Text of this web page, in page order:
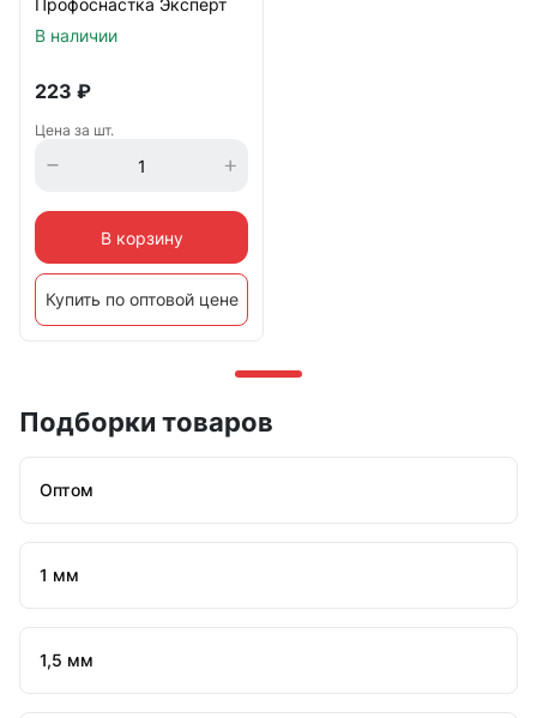
Профоснастка Эксперт
В наличии
223 ₽
Цена за шт.
В корзину
Купить по оптовой цене
Подборки товаров
Оптом
1 мм
1,5 мм